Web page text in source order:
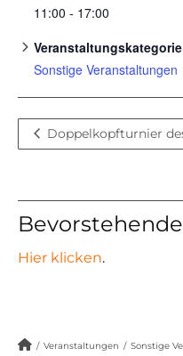
11:00 - 17:00
Sonstige Veranstaltungen
Doppelkopfturnier
Hier klicken.
/ Veranstaltungen / Sonstige